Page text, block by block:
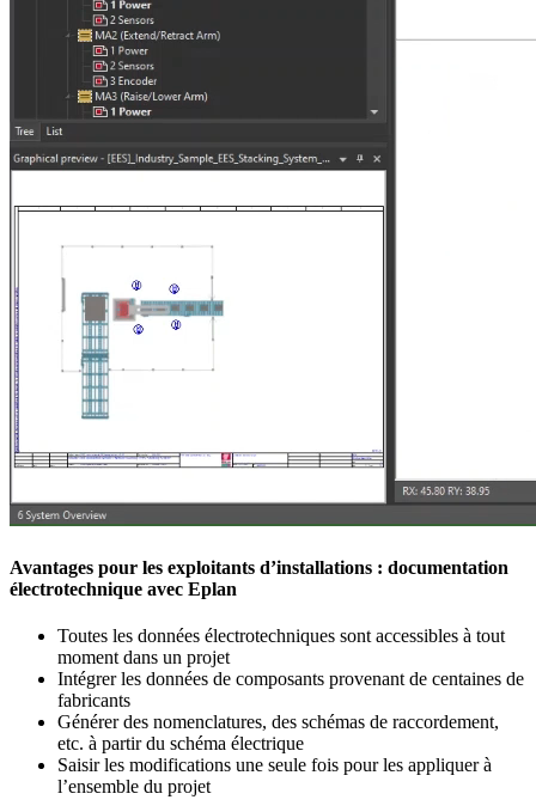
Avantages pour les exploitants d’installations : documentation
électrotechnique avec Eplan
Toutes les données électrotechniques sont accessibles à tout
moment dans un projet
Intégrer les données de composants provenant de centaines de
fabricants
Générer des nomenclatures, des schémas de raccordement,
etc. à partir du schéma électrique
Saisir les modifications une seule fois pour les appliquer à
l’ensemble du projet